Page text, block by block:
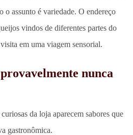
o assunto é variedade. O endereço
vindos de diferentes partes do
em uma viagem sensorial.
nunca
da loja aparecem sabores que
gastronômica.